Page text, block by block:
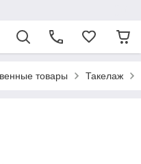
товары Такелаж